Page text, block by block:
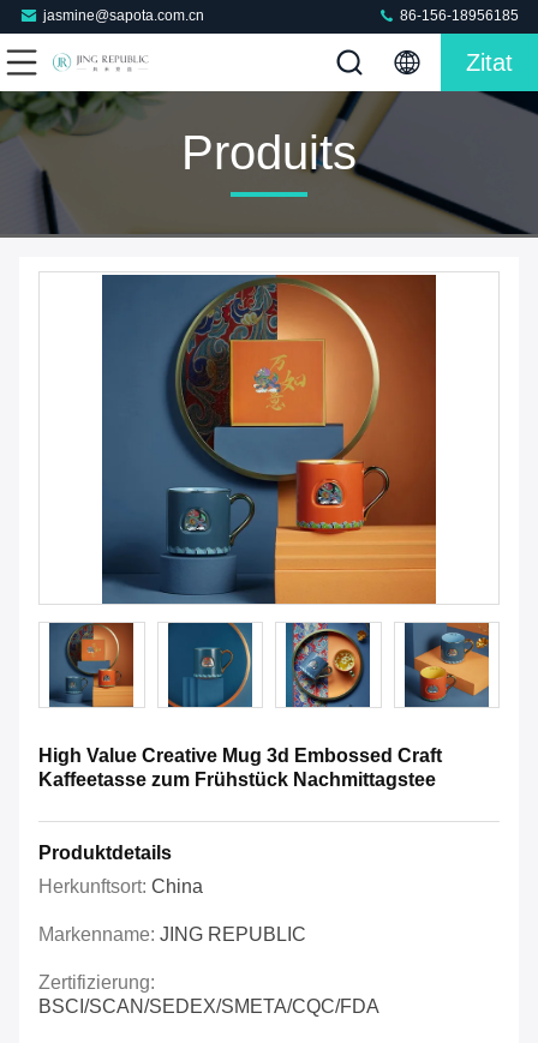
jasmine@sapota.com.cn 86-156-18956185
Zitat
Produits
High Value Creative Mug 3d Embossed Craft
Kaffeetasse zum Frühstück Nachmittagstee
Produktdetails
Herkunftsort: China
Markenname: JING REPUBLIC
Zertifizierung:
BSCI/SCAN/SEDEX/SMETA/CQC/FDA